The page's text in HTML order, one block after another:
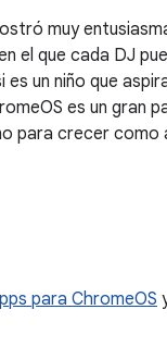
muy
el que cada DJ
un niño que
es un gran
para crecer
para ChromeOS